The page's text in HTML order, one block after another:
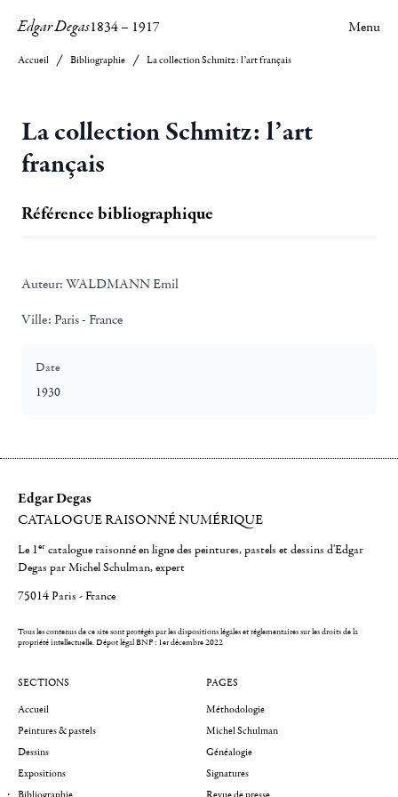
Edgar Degas1834– 1917 Menu
Accueil Bibliographie La collection Schmitz: l’art français
La collection Schmitz: l’art
français
Référence bibliographique
Auteur: WALDMANN Emil
Ville: Paris - France
Date
1930
Edgar Degas
CATALOGUE RAISONNÉ NUMÉRIQUE
Le 1er catalogue raisonné en ligne des peintures, pastels et dessins d'Edgar
Degas par Michel Schulman, expert
75014 Paris - France
Tous les contenus de ce site sont protégés par les dispositions légales et réglementaires sur les droits de la
propriété intellectuelle.Dépot légal BNF : 1er décembre 2022
SECTIONS
Accueil
Peintures & pastels
Dessins
Expositions
PAGES
Méthodologie
Michel Schulman
Généalogie
Signatures